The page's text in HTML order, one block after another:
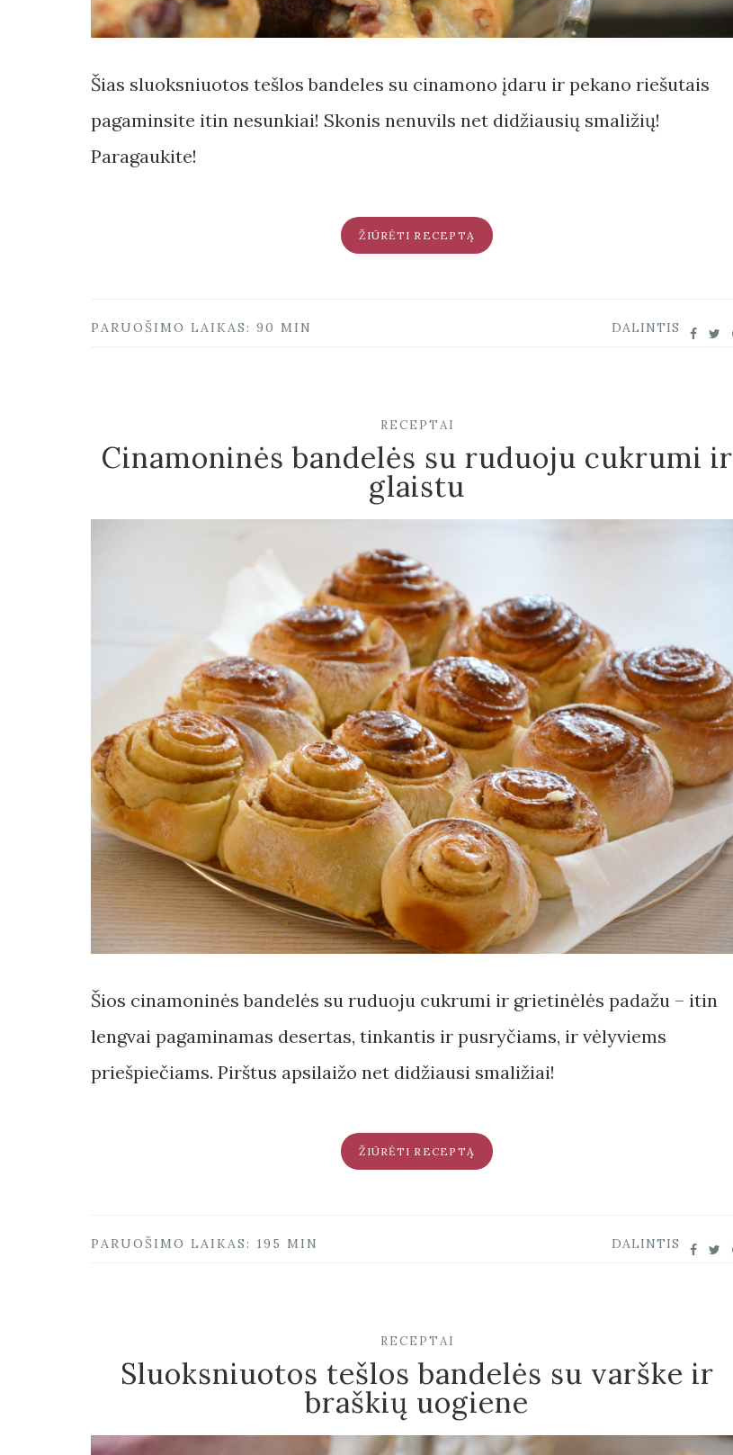
Šias sluoksniuotos tešlos bandeles su cinamono įdaru ir pekano riešutais
pagaminsite itin nesunkiai! Skonis nenuvils net didžiausių smaližių!
Paragaukite!
ŽIŪRĖTI RECEPTĄ
DALINTIS
PARUOŠIMO LAIKAS: 90 MIN
RECEPTAI
Cinamoninės bandelės su ruduoju cukrumi ir
glaistu
Šios cinamoninės bandelės su ruduoju cukrumi ir grietinėlės padažu – itin
lengvai pagaminamas desertas, tinkantis ir pusryčiams, ir vėlyviems
priešpiečiams. Pirštus apsilaižo net didžiausi smaližiai!
ŽIŪRĖTI RECEPTĄ
DALINTIS
PARUOŠIMO LAIKAS: 195 MIN
RECEPTAI
Sluoksniuotos tešlos bandelės su varške ir
braškių uogiene